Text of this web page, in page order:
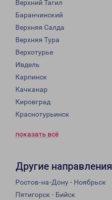
Верхний Тагил
Баранчинский
Верхняя Салда
Верхняя Тура
Верхотурье
Ивдель
Карпинск
Качканар
Кировград
Краснотурьинск
показать всё
Другие направления
Ростов-на-Дону - Ноябрьск
Пятигорск - Бийск